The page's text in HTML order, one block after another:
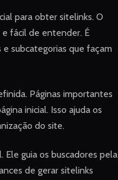
para obter sitelinks. O
fácil de entender. É
subcategorias que façam
Páginas importantes
inicial. Isso ajuda os
do site.
guia os buscadores pela
de gerar sitelinks